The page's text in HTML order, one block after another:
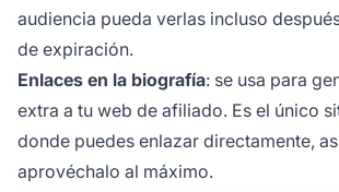
audiencia pueda verlas incluso
de expiración.
Enlaces en la biografía: se usa para
extra a tu web de afiliado. Es el único
donde puedes enlazar directamente,
aprovéchalo al máximo.